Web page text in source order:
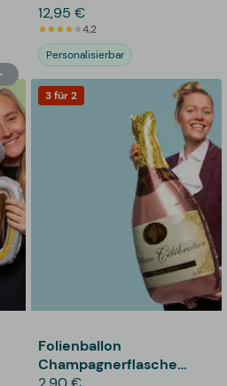
12,95 €
4,2
Personalisierbar
3 für 2
Folienballon
Champagnerflasche